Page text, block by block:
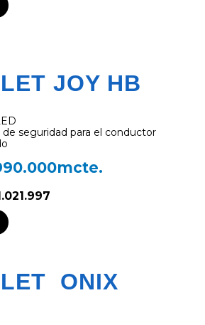
JOY HB
seguridad para el conductor
ONIX